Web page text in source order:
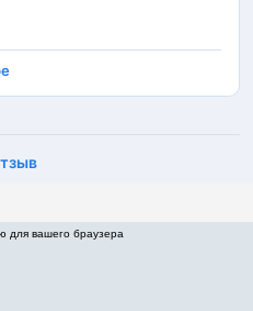
для вашего браузера